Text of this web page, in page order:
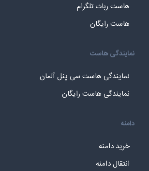
هاست ربات تلگرام
هاست رایگان
نمایندگی هاست
نمایندگی هاست سی پنل آلمان
نمایندگی هاست رایگان
دامنه
خرید دامنه
انتقال دامنه